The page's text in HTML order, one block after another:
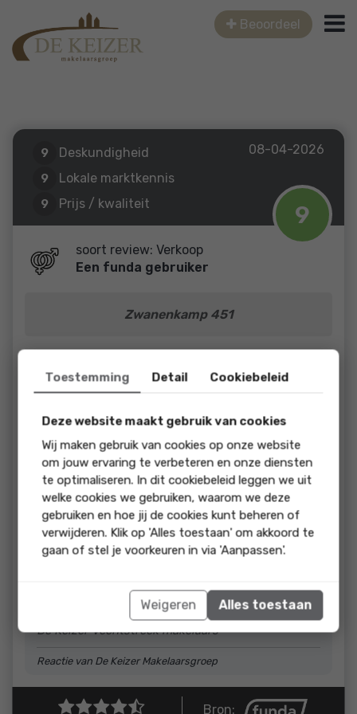
Beoordeel
08-04-2026
9
9 Deskundigheid
9 Lokale marktkennis
9 Prijs / kwaliteit
9
Service en begeleiding
soort review: Verkoop
Een funda gebruiker
Zwanenkamp 451
Hele fijne ervaring met deze makelaar. Goed te bereiken, fijn
meegedacht en geadviseerd in het gehele verkoopproces
van ons huis. Altijd een gevoel van vertrouwen ervaren en
het idee dat er vanuit ons belang werd gehandeld.
reactie
Beste Lyan en Mark-Jan, Bedankt voor de
prachtige beoordeling, dit waarderen we erg. Wij
hebben het proces met jullie als erg prettig
eindresultaat. Wij wensen jullie veel geluk bij jullie
volgende stap. Met vriendelijke groet, Tijn en team
De Keizer Vechtstreek makelaars
Reactie van De Keizer Makelaarsgroep
Bron:
Toestemming Detail Cookiebeleid
Deze website maakt gebruik van cookies
Wij maken gebruik van cookies op onze website
om jouw ervaring te verbeteren en onze diensten
te optimaliseren. In dit cookiebeleid leggen we uit
welke cookies we gebruiken, waarom we deze
gebruiken en hoe jij de cookies kunt beheren of
verwijderen. Klik op 'Alles toestaan' om akkoord te
gaan of stel je voorkeuren in via 'Aanpassen'.
Weigeren Alles toestaan